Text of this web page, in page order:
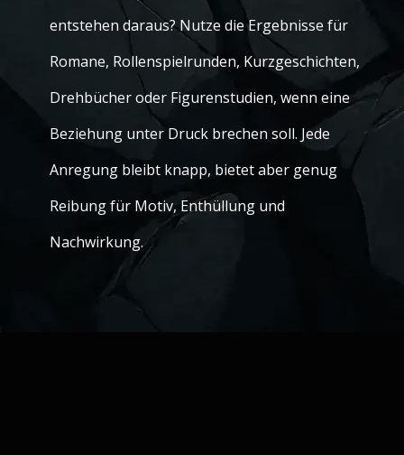
entstehen daraus? Nutze die Ergebnisse für
Romane, Rollenspielrunden, Kurzgeschichten,
Drehbücher oder Figurenstudien, wenn eine
Beziehung unter Druck brechen soll. Jede
Anregung bleibt knapp, bietet aber genug
Reibung für Motiv, Enthüllung und
Nachwirkung.